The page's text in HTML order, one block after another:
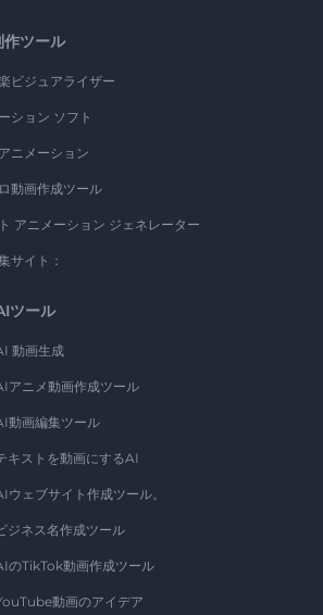
作ツール
ビジュアライザー
ション ソフト
ニメーション
動画作成ツール
アニメーション ジェネレーター
サイト：
ツール
動画生成
アニメ動画作成ツール
動画編集ツール
キストを動画にするAI
ウェブサイト作成ツール。
ジネス名作成ツール
のTikTok動画作成ツール
動画のアイデア